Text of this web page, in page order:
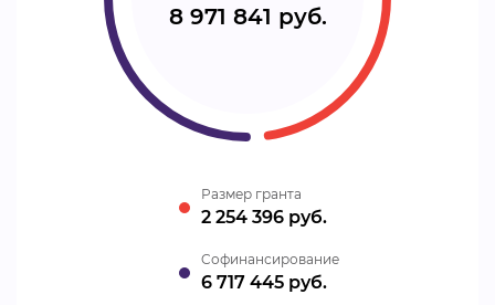
8 971 841 руб.
Размер гранта
2 254 396 руб.
Cофинансирование
6 717 445 руб.